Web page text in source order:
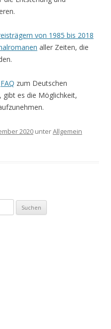
von 1985 bis 2018
aller Zeiten, die
FAQ zum Deutschen
es die Möglichkeit,
2020 unterAllgemein